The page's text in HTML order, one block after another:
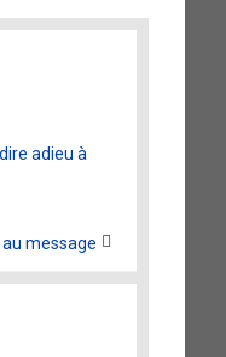
adieu à
message